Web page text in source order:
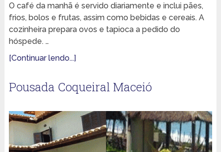
O café da manhã é servido diariamente e inclui pães,
frios, bolos e frutas, assim como bebidas e cereais. A
cozinheira prepara ovos e tapioca a pedido do
hóspede. …
[Continuar lendo...]
Pousada Coqueiral Maceió